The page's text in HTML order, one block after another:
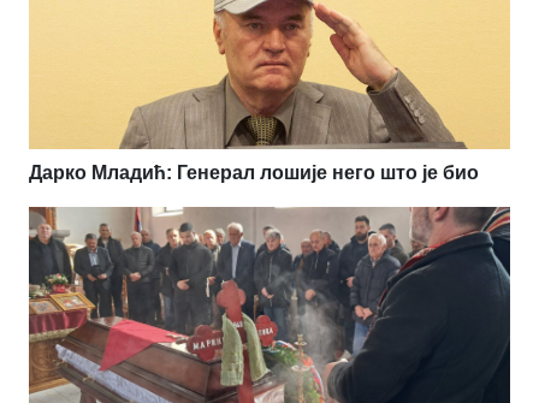
Дарко Младић: Генерал лошије него што је био